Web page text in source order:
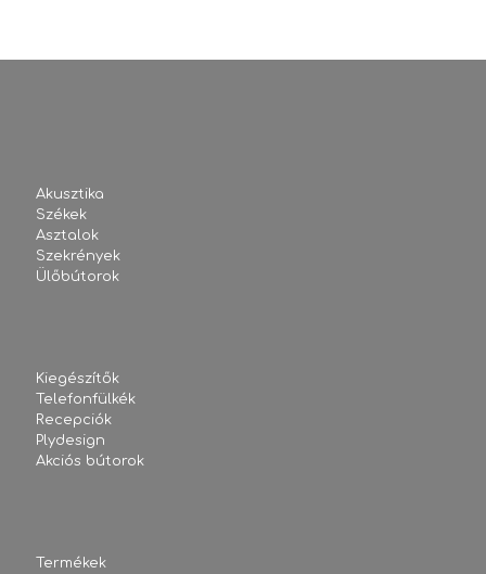
Akusztika
Székek
Asztalok
Szekrények
Ülőbútorok
Kiegészítők
Telefonfülkék
Recepciók
Plydesign
Akciós bútorok
Termékek